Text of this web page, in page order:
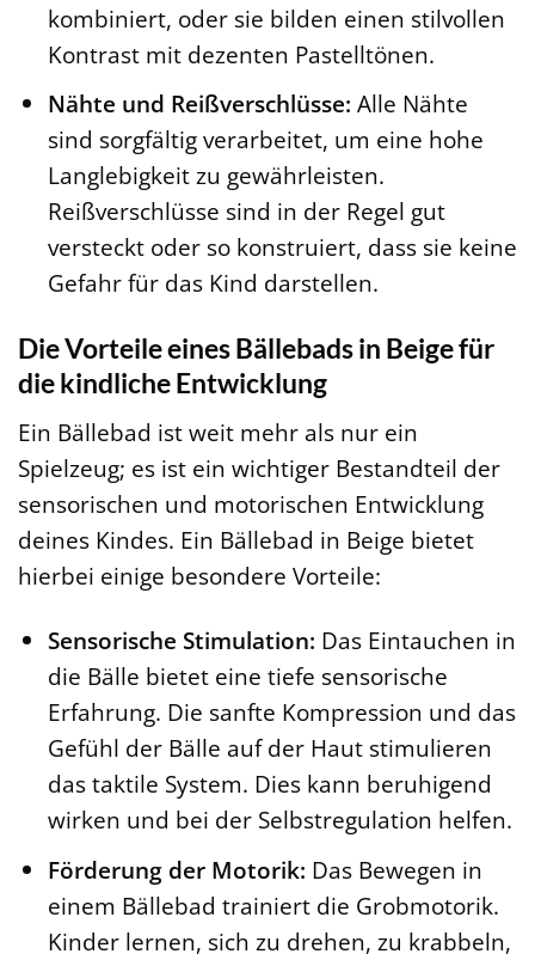
kombiniert, oder sie bilden einen stilvollen
Kontrast mit dezenten Pastelltönen.
Nähte und Reißverschlüsse: Alle Nähte
sind sorgfältig verarbeitet, um eine hohe
Langlebigkeit zu gewährleisten.
Reißverschlüsse sind in der Regel gut
versteckt oder so konstruiert, dass sie keine
Gefahr für das Kind darstellen.
Die Vorteile eines Bällebads in Beige für
die kindliche Entwicklung
Ein Bällebad ist weit mehr als nur ein
Spielzeug; es ist ein wichtiger Bestandteil der
sensorischen und motorischen Entwicklung
deines Kindes. Ein Bällebad in Beige bietet
hierbei einige besondere Vorteile:
Sensorische Stimulation: Das Eintauchen in
die Bälle bietet eine tiefe sensorische
Erfahrung. Die sanfte Kompression und das
Gefühl der Bälle auf der Haut stimulieren
das taktile System. Dies kann beruhigend
wirken und bei der Selbstregulation helfen.
Förderung der Motorik: Das Bewegen in
einem Bällebad trainiert die Grobmotorik.
Kinder lernen, sich zu drehen, zu krabbeln,